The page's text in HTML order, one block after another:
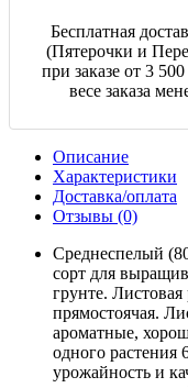
Бесплатная
(Пятерочки и
при заказе от 3
весе заказа
Описание
Характеристики
Доставка/оплата
Отзывы (0)
Среднеспелый
сорт для
грунте. Листовая
прямостоячая.
ароматные,
одного растения
урожайность и